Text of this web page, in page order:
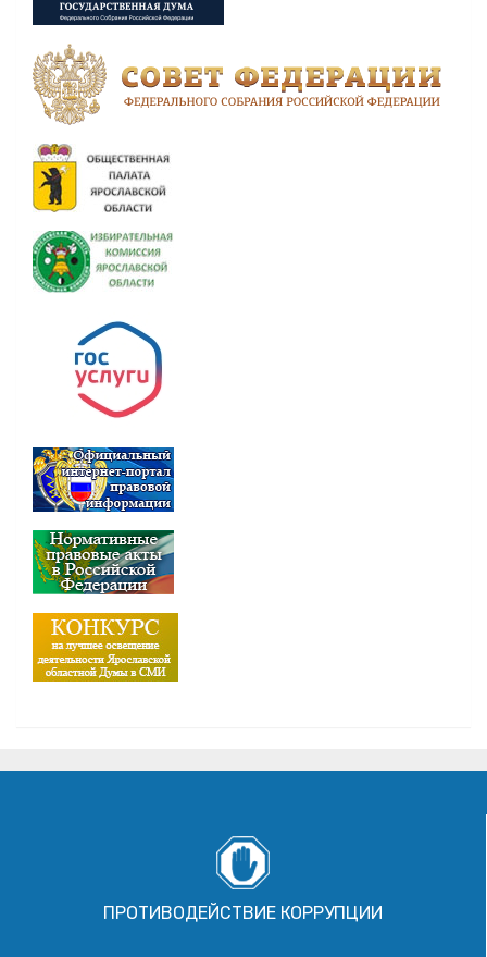
ПРОТИВОДЕЙСТВИЕ КОРРУПЦИИ